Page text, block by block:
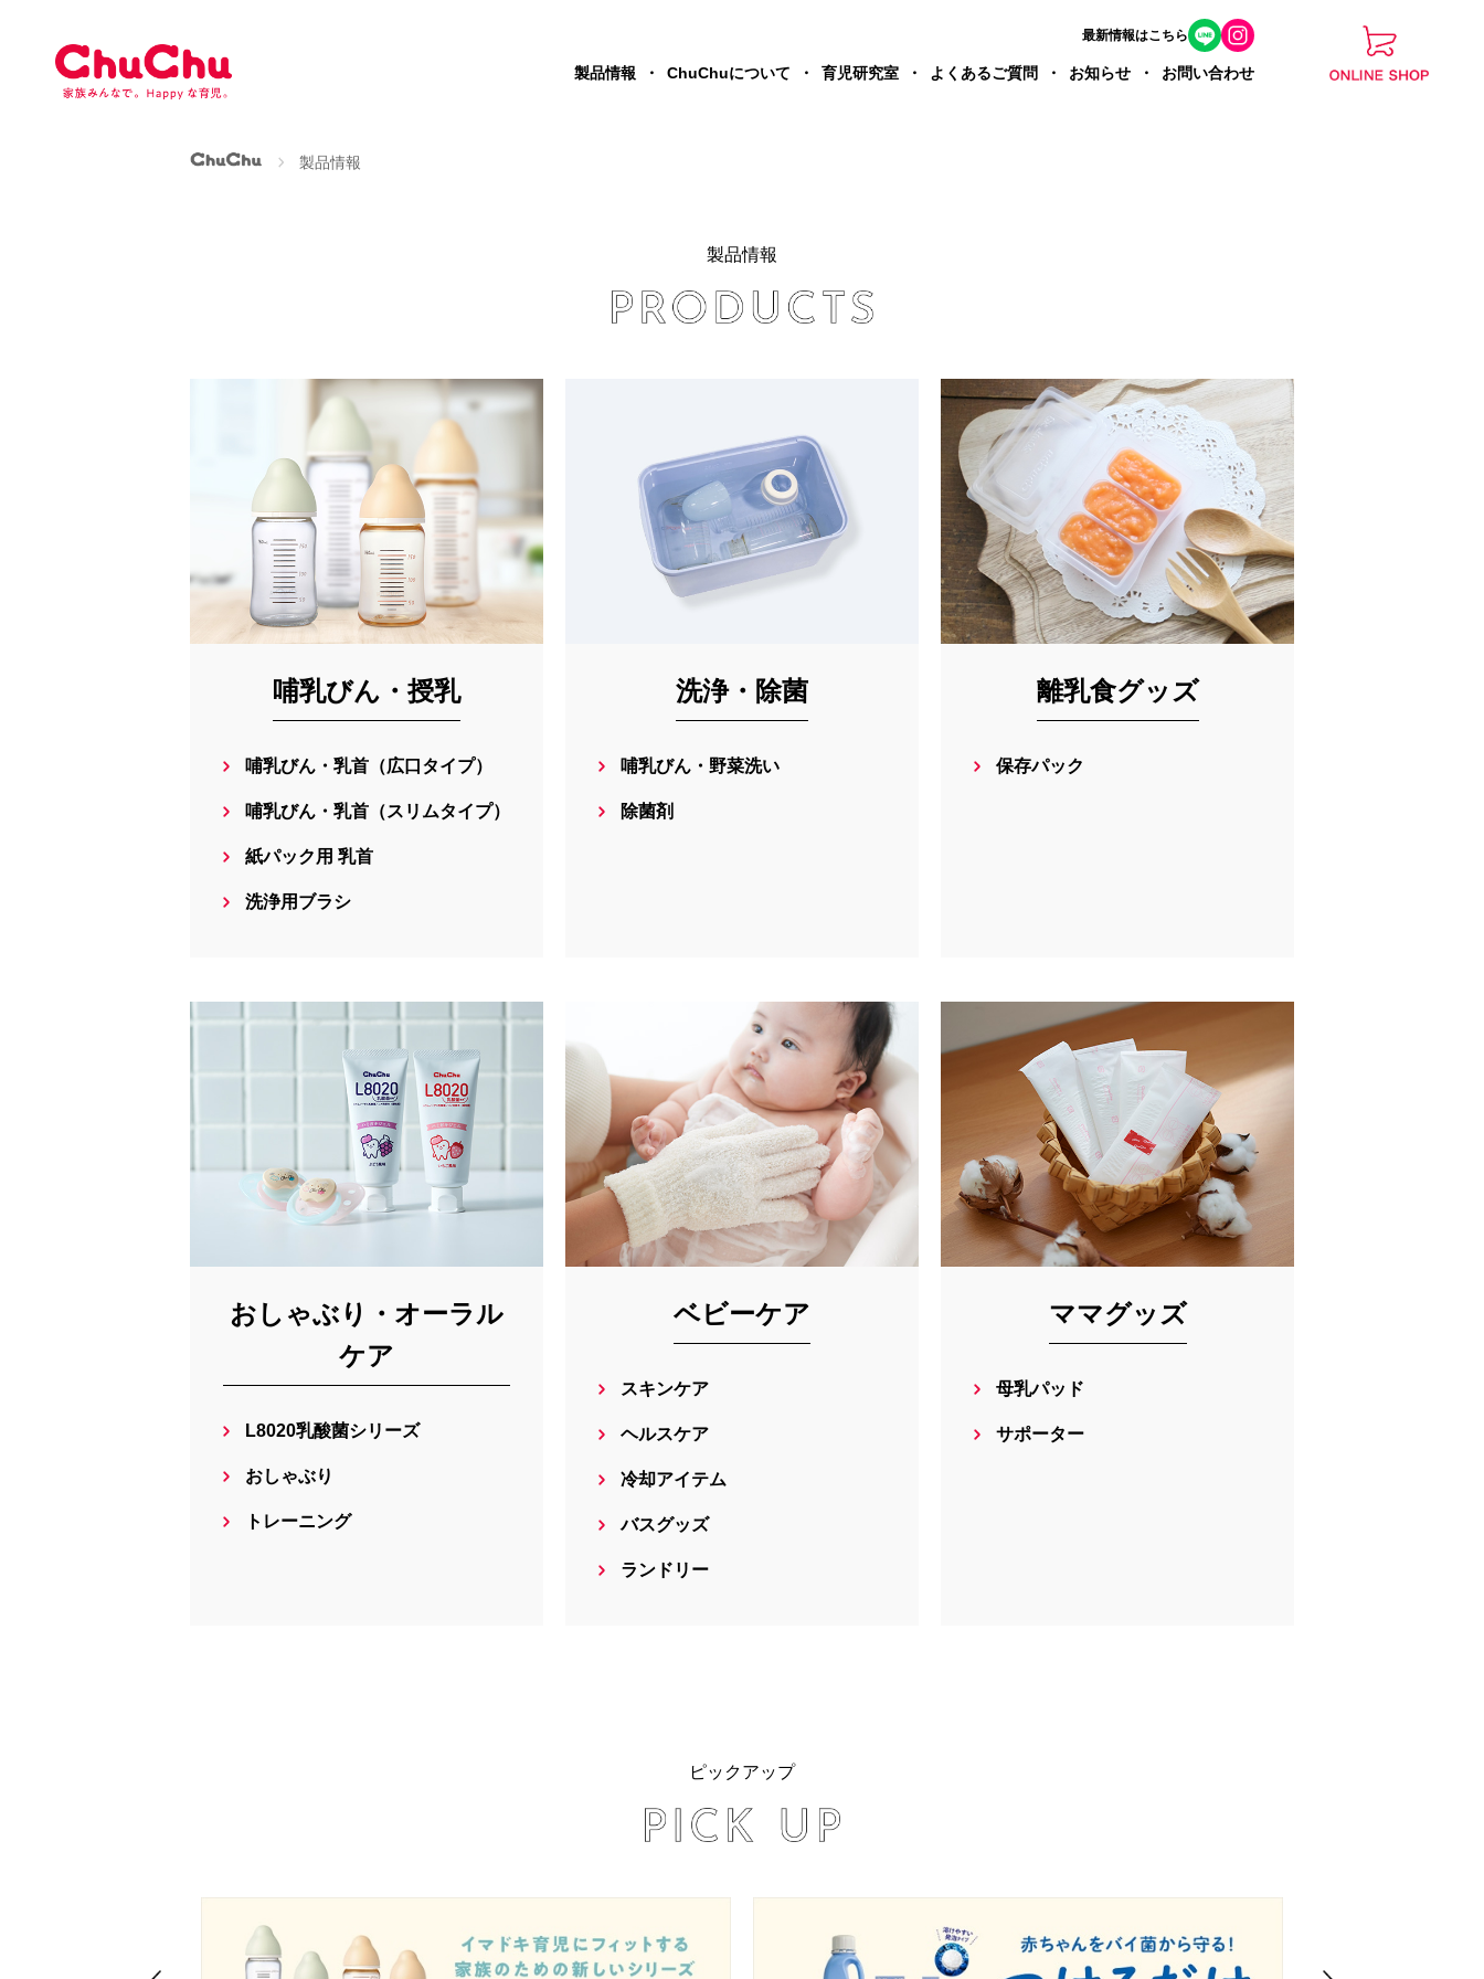
製品情報 ChuChuについて 育児研究室 よくあるご質問 お知らせ お問い合わせ
最新情報はこちら
ChuChu公式サイト製品情報
製品情報
哺乳びん・授乳
哺乳びん・乳首（広口タイプ）
哺乳びん・乳首（スリムタイプ）
紙パック用 乳首
洗浄用ブラシ
洗浄・除菌
哺乳びん・野菜洗い
除菌剤
離乳食グッズ
保存パック
おしゃぶり・オーラル
ケア
L8020乳酸菌シリーズ
おしゃぶり
トレーニング
ベビーケア
スキンケア
ヘルスケア
冷却アイテム
バスグッズ
ランドリー
ママグッズ
母乳パッド
サポーター
ピックアップ